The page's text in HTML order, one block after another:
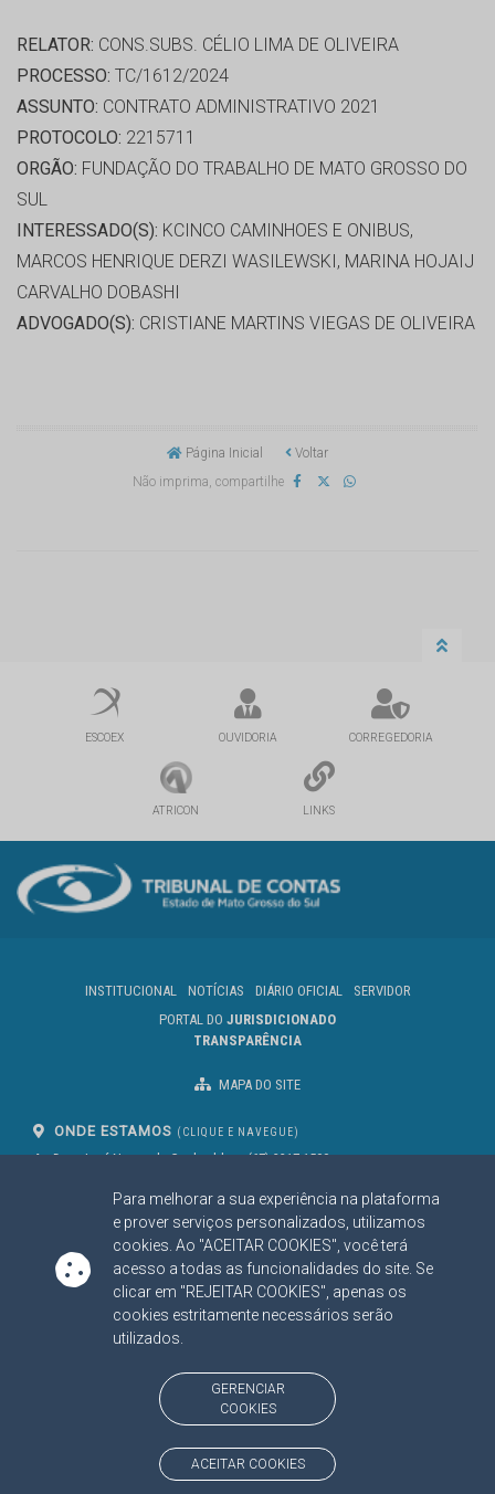
Para melhorar a sua experiência na plataforma
e prover serviços personalizados, utilizamos
cookies. Ao "ACEITAR COOKIES", você terá
acesso a todas as funcionalidades do site. Se
clicar em "REJEITAR COOKIES", apenas os
cookies estritamente necessários serão
utilizados.
GERENCIAR
COOKIES
ACEITAR COOKIES
RELATOR: CONS.SUBS. CÉLIO LIMA DE OLIVEIRA
PROCESSO: TC/1612/2024
ASSUNTO: CONTRATO ADMINISTRATIVO 2021
PROTOCOLO: 2215711
ORGÃO: FUNDAÇÃO DO TRABALHO DE MATO GROSSO DO
SUL
INTERESSADO(S): KCINCO CAMINHOES E ONIBUS,
MARCOS HENRIQUE DERZI WASILEWSKI, MARINA HOJAIJ
CARVALHO DOBASHI
ADVOGADO(S): CRISTIANE MARTINS VIEGAS DE OLIVEIRA
Página Inicial
Voltar
Não imprima, compartilhe
ESCOEX OUVIDORIA CORREGEDORIA
ATRICON LINKS
INSTITUCIONAL NOTÍCIAS DIÁRIO OFICIAL
SERVIDOR
PORTAL DO JURISDICIONADO
TRANSPARÊNCIA
MAPA DO SITE
ONDE ESTAMOS (CLIQUE E NAVEGUE)
Av. Des. José Nunes da Cunha, bloco
Campo Grande/MS
CEP: 79031-310
(67) 3317-1500
SIGA NOSSAS REDES SOCIAIS
Linked InYoutube
Facebook
X
BAIXE NOSSO APLICATIVO